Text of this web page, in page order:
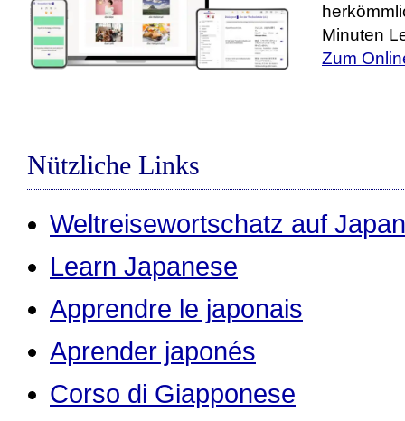
Minuten
Zum
Nützliche Links
Weltreisewortschatz auf
Learn Japanese
Apprendre le japonais
Aprender japonés
Corso di Giapponese